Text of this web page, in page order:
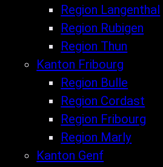
Region Langenthal
Region Rubigen
Region Thun
Kanton Fribourg
Region Bulle
Region Cordast
Region Fribourg
Region Marly
Kanton Genf